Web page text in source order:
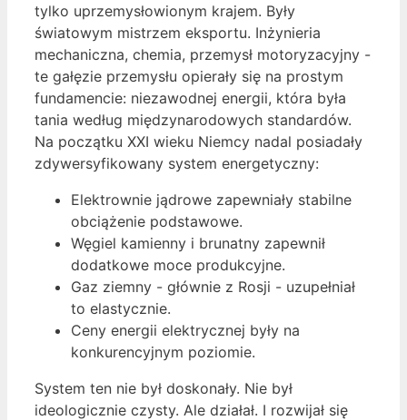
tylko uprzemysłowionym krajem. Były
światowym mistrzem eksportu. Inżynieria
mechaniczna, chemia, przemysł motoryzacyjny -
te gałęzie przemysłu opierały się na prostym
fundamencie: niezawodnej energii, która była
tania według międzynarodowych standardów.
Na początku XXI wieku Niemcy nadal posiadały
zdywersyfikowany system energetyczny:
Elektrownie jądrowe zapewniały stabilne
obciążenie podstawowe.
Węgiel kamienny i brunatny zapewnił
dodatkowe moce produkcyjne.
Gaz ziemny - głównie z Rosji - uzupełniał
to elastycznie.
Ceny energii elektrycznej były na
konkurencyjnym poziomie.
System ten nie był doskonały. Nie był
ideologicznie czysty. Ale działał. I rozwijał się